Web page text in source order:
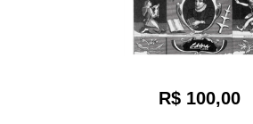
R$ 100,00